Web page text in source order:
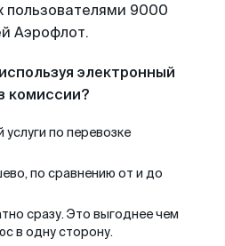
пользователями 9000
Аэрофлот.
электронный
комиссии?
по перевозке
по сравнению от и до
сразу. Это выгоднее чем
в одну сторону.